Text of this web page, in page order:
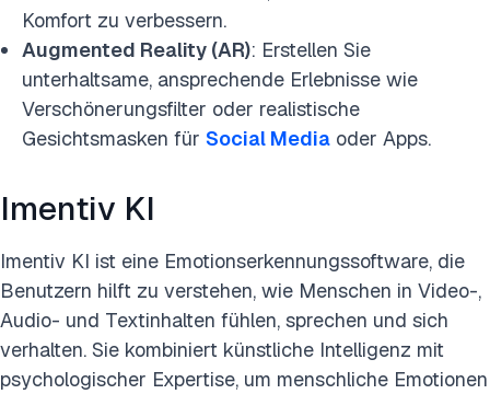
Komfort zu verbessern.
Augmented Reality (AR): Erstellen Sie
unterhaltsame, ansprechende Erlebnisse wie
Verschönerungsfilter oder realistische
Gesichtsmasken für Social Media oder Apps.
Imentiv KI
Imentiv KI ist eine Emotionserkennungssoftware, die
Benutzern hilft zu verstehen, wie Menschen in Video-,
Audio- und Textinhalten fühlen, sprechen und sich
verhalten. Sie kombiniert künstliche Intelligenz mit
psychologischer Expertise, um menschliche Emotionen